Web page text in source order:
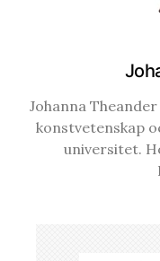
Johanna
konstvetenskap
universitet.